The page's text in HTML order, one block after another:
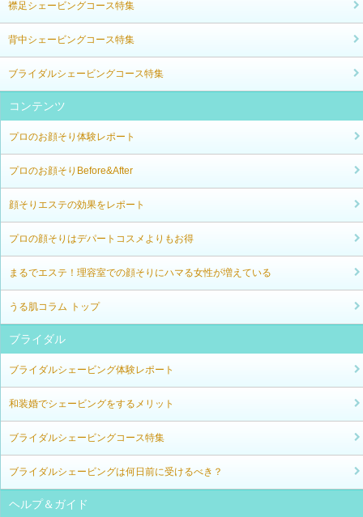
襟足シェービングコース特集
背中シェービングコース特集
ブライダルシェービングコース特集
コンテンツ
プロのお顔そり体験レポート
プロのお顔そりBefore&After
顔そりエステの効果をレポート
プロの顔そりはデパートコスメよりもお得
まるでエステ！理容室での顔そりにハマる女性が増えている
うる肌コラム トップ
ブライダル
ブライダルシェービング体験レポート
和装婚でシェービングをするメリット
ブライダルシェービングコース特集
ブライダルシェービングは何日前に受けるべき？
ヘルプ＆ガイド